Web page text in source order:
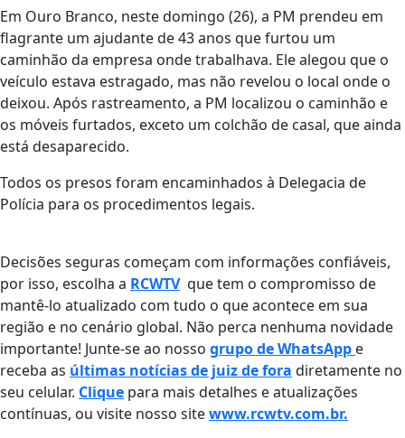
Em Ouro Branco, neste domingo (26), a PM prendeu em
flagrante um ajudante de 43 anos que furtou um
caminhão da empresa onde trabalhava. Ele alegou que o
veículo estava estragado, mas não revelou o local onde o
deixou. Após rastreamento, a PM localizou o caminhão e
os móveis furtados, exceto um colchão de casal, que ainda
está desaparecido.
Todos os presos foram encaminhados à Delegacia de
Polícia para os procedimentos legais.
Decisões seguras começam com informações confiáveis,
por isso, escolha a RCWTVque tem o compromisso de
mantê-lo atualizado com tudo o que acontece em sua
região e no cenário global. Não perca nenhuma novidade
importante! Junte-se ao nosso grupo de WhatsApp e
receba as últimas notícias de juiz de fora diretamente no
seu celular. Clique para mais detalhes e atualizações
contínuas, ou visite nosso sitewww.rcwtv.com.br.